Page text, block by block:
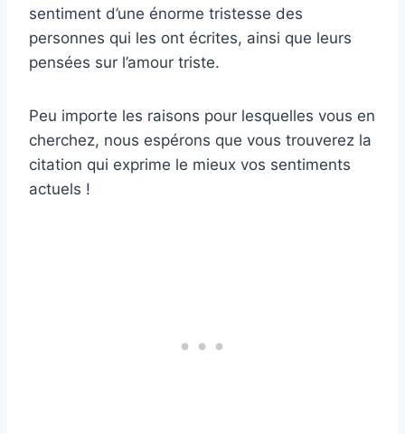
sentiment d’une énorme tristesse des
personnes qui les ont écrites, ainsi que leurs
pensées sur l’amour triste.
Peu importe les raisons pour lesquelles vous en
cherchez, nous espérons que vous trouverez la
citation qui exprime le mieux vos sentiments
actuels !